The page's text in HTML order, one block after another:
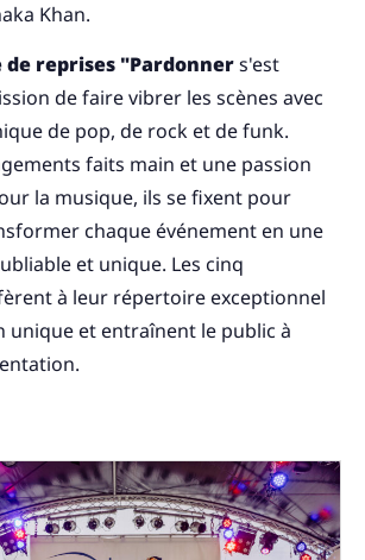
Khan.
de reprises "Pardonners'est
de faire vibrer les scènes avec
de pop, de rock et de funk.
faits main et une passion
la musique, ils se fixent pour
chaque événement en une
et unique. Les cinq
à leur répertoire exceptionnel
unique et entraînent le public à